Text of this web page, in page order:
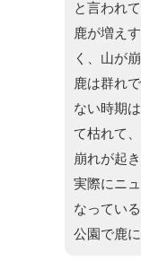
と言われて
鹿が増え
く、山が
鹿は群れ
ない時期
て枯れて
崩れが起
実際にニ
なってい
公園で鹿